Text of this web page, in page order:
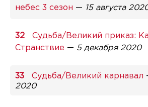
небес 3 сезон — 15 августа
Судьба/Великий приказ:
Странствие — 5 декабря 2020
Судьба/Великий карнавал
2020